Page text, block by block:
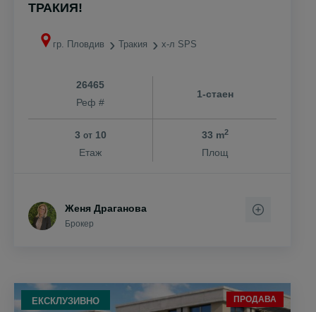
ТРАКИЯ!
гр. Пловдив Тракия х-л SPS
26465
Реф #
1-стаен
3 от10
Етаж
33 m2
Площ
Женя Драганова
Брокер
ПРОДАВА
ЕКСКЛУЗИВНО